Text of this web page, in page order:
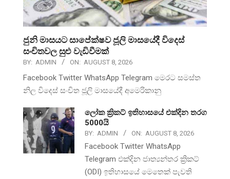
ජුනි මාසයට සාපේක්ෂව ජූලි මාසයේදී විදෙස්
සංචිතවල සුළු වැඩිවීමක්
BY: ADMIN ON: AUGUST 8, 2026
Facebook Twitter WhatsApp Telegram මෙරට සමස්ත
නිල විදෙස් සංචිත ජූලි මාසයේදී අමෙරිකානු
ලෝක ක්‍රිකට් ඉතිහාසයේ එක්දින තරග
5000යි
BY: ADMIN ON: AUGUST 8, 2026
Facebook Twitter WhatsApp
Telegram එක්දින ජාත්‍යන්තර ක්‍රිකට්
(ODI) ඉතිහාසයේ මෙතෙක් පැවති